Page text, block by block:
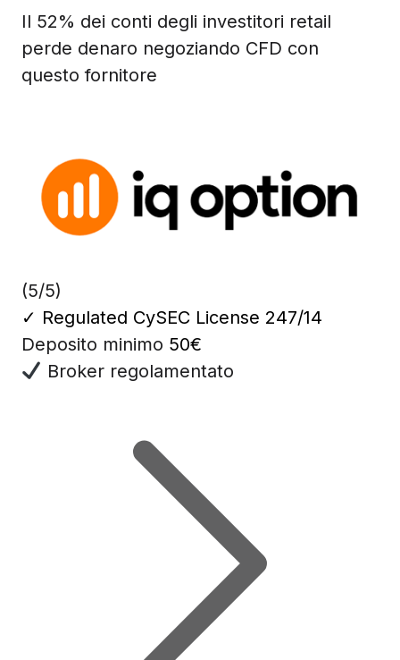
Il 52% dei conti degli investitori retail
perde denaro negoziando CFD con
questo fornitore
(5/5)
✓ Regulated CySEC License 247/14
Deposito minimo 50€
Broker regolamentato